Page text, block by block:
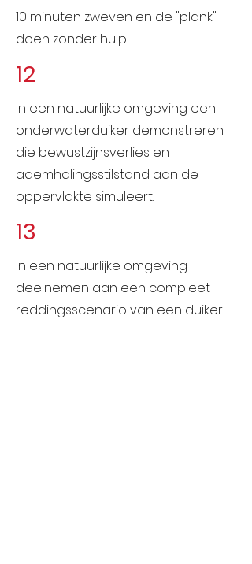
10 minuten zweven en de "plank"
doen zonder hulp.
12
In een natuurlijke omgeving een
onderwaterduiker demonstreren
die bewustzijnsverlies en
ademhalingsstilstand aan de
oppervlakte simuleert.
13
In een natuurlijke omgeving
deelnemen aan een compleet
reddingsscenario van een duiker